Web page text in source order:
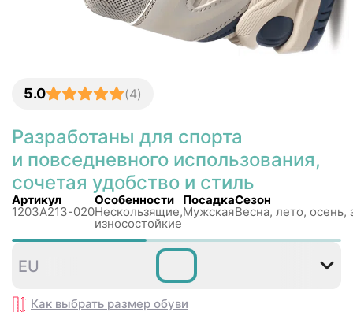
5.0 (4)
Разработаны для спорта
и повседневного использования,
сочетая удобство и стиль
Артикул
1203A213-020
Особенности
Нескользящиe,
износостойкие
Посадка
Мужская
Сезон
Весна, лето, осень,
39
EU
Как выбрать размер обуви